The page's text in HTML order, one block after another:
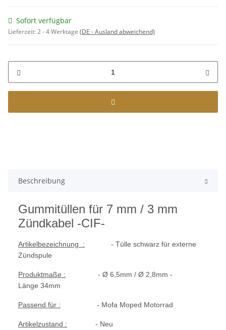
Sofort verfügbar
Lieferzeit:2 - 4 Werktage (DE - Ausland abweichend)
Beschreibung
Gummitüllen für 7 mm / 3 mm
Zündkabel -CIF-
Artikelbezeichnung : - Tülle schwarz für externe
Zündspule
Produktmaße : - Ø 6,5mm / Ø 2,8mm -
Länge 34mm
Passend für : - Mofa Moped Motorrad
Artikelzustand : - Neu